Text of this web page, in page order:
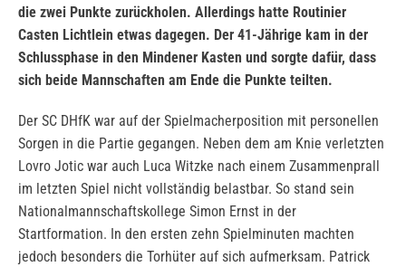
die zwei Punkte zurückholen. Allerdings hatte Routinier
Casten Lichtlein etwas dagegen. Der 41-Jährige kam in der
Schlussphase in den Mindener Kasten und sorgte dafür, dass
sich beide Mannschaften am Ende die Punkte teilten.
Der SC DHfK war auf der Spielmacherposition mit personellen
Sorgen in die Partie gegangen. Neben dem am Knie verletzten
Lovro Jotic war auch Luca Witzke nach einem Zusammenprall
im letzten Spiel nicht vollständig belastbar. So stand sein
Nationalmannschaftskollege Simon Ernst in der
Startformation. In den ersten zehn Spielminuten machten
jedoch besonders die Torhüter auf sich aufmerksam. Patrick